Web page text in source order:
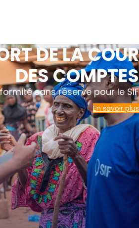
DE LA COUR
DES COMPTES
sans réserve pour le SIF
En savoir plus